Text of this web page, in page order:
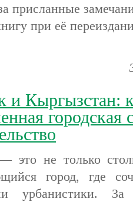
присланные
при её
и Кыргызстан:
городская
это не только
город, где
урбанистики.